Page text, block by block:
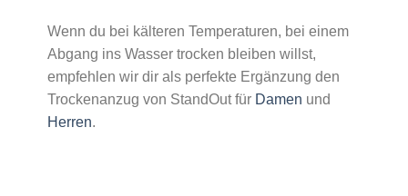
Wenn du bei kälteren Temperaturen, bei einem
Abgang ins Wasser trocken bleiben willst,
empfehlen wir dir als perfekte Ergänzung den
Trockenanzug von StandOut für Damen und
Herren.